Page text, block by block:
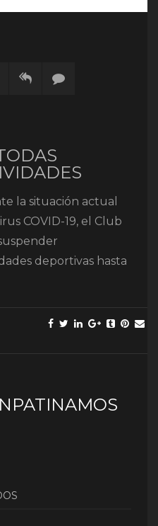
la situación actual
COVID-19, el Club
deportivas hasta